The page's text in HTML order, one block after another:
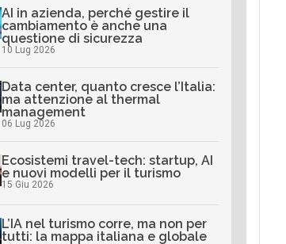
AI in azienda, perché gestire il
cambiamento è anche una
questione di sicurezza
10 Lug 2026
Data center, quanto cresce l’Italia:
ma attenzione al thermal
management
06 Lug 2026
Ecosistemi travel-tech: startup, AI
e nuovi modelli per il turismo
15 Giu 2026
L’IA nel turismo corre, ma non per
tutti: la mappa italiana e globale